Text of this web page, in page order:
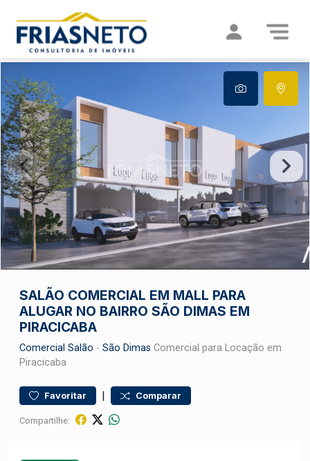
SALÃO COMERCIAL EM MALL PARA
ALUGAR NO BAIRRO SÃO DIMAS EM
PIRACICABA
Comercial Salão - São Dimas Comercial para Locação em
Piracicaba
Favoritar | Comparar
Compartilhe: